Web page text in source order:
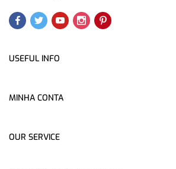
USEFUL INFO
MINHA CONTA
OUR SERVICE